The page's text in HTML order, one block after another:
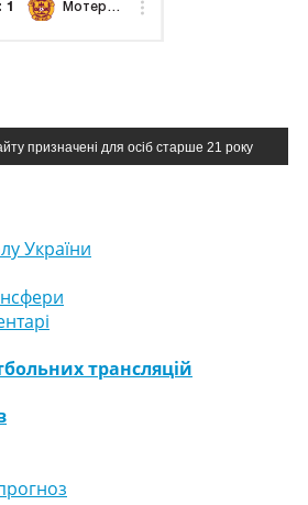
призначені для осіб старше 21 року
України
трансляцій